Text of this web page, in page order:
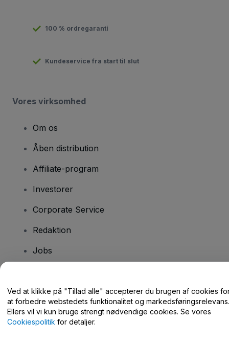
100 % ordregaranti
Kundeservice fra start til slut
Vores virksomhed
Om os
Åben distribution
Affiliate-program
Investorer
Corporate Service
Redaktion
Jobs
Har du spørgsmål?
Hjælpecenter / Kontakt os
Ved at klikke på "Tillad alle" accepterer du brugen af cookies
at forbedre webstedets funktionalitet og markedsføringsrelevans.
Ellers vil vi kun bruge strengt nødvendige cookies. Se vores
Cookiespolitik for detaljer.